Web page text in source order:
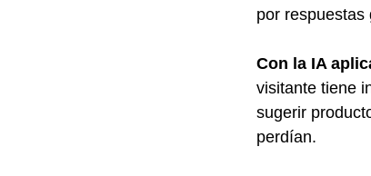
por respuestas
Con la IA
visitante tiene
sugerir
perdían.